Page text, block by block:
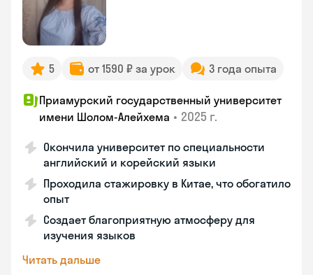
5 от 1590 ₽ за урок 3 года опыта
Приамурский государственный университет
имени Шолом-Алейхема • 2025 г.
Окончила университет по специальности
английский и корейский языки
Проходила стажировку в Китае, что обогатило
опыт
Создает благоприятную атмосферу для
изучения языков
Читать дальше